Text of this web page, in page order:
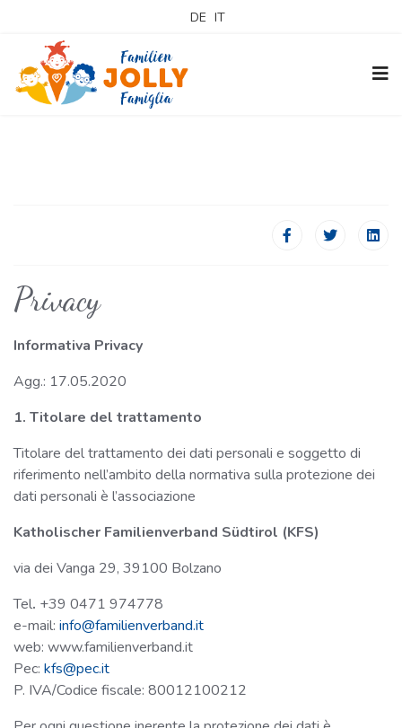
DE IT
Privacy
Informativa Privacy
Agg.: 17.05.2020
1. Titolare del trattamento
Titolare del trattamento dei dati personali e soggetto di
riferimento nell’ambito della normativa sulla protezione dei
dati personali è l’associazione
Katholischer Familienverband Südtirol (KFS)
via dei Vanga 29, 39100 Bolzano
Tel. +39 0471 974778
e-mail: info@familienverband.it
web: www.familienverband.it
Pec: kfs@pec.it
P. IVA/Codice fiscale: 80012100212